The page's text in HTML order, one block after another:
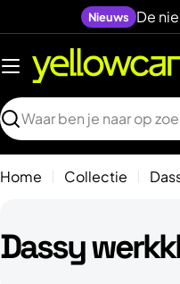
inhoud
gaan
Nieuws De
Zoeken
Home Collectie
C
Dassy